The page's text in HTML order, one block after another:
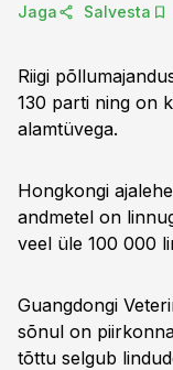
Jaga Salvesta
Riigi
130 parti ning on
alamtüvega.
Hongkongi
andmetel on
veel üle 100 000
Guangdongi
sõnul on
tõttu selgub